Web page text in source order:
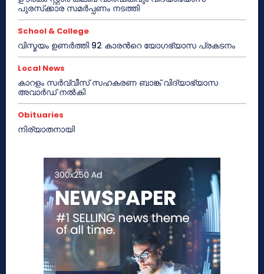
പുരസ്‌ക്കാര സമർപ്പണം നടത്തി
School & College
വിസ്മയം ഉണർത്തി 92 കാരൻറെ യോഗഭ്യാസ പ്രകടനം
Local News
കാറളം സർവ്വീസ് സഹകരണ ബാങ്ക് വിദ്യാഭ്യാസ
അവാർഡ് നൽകി
Obituaries
നിര്യാതനായി